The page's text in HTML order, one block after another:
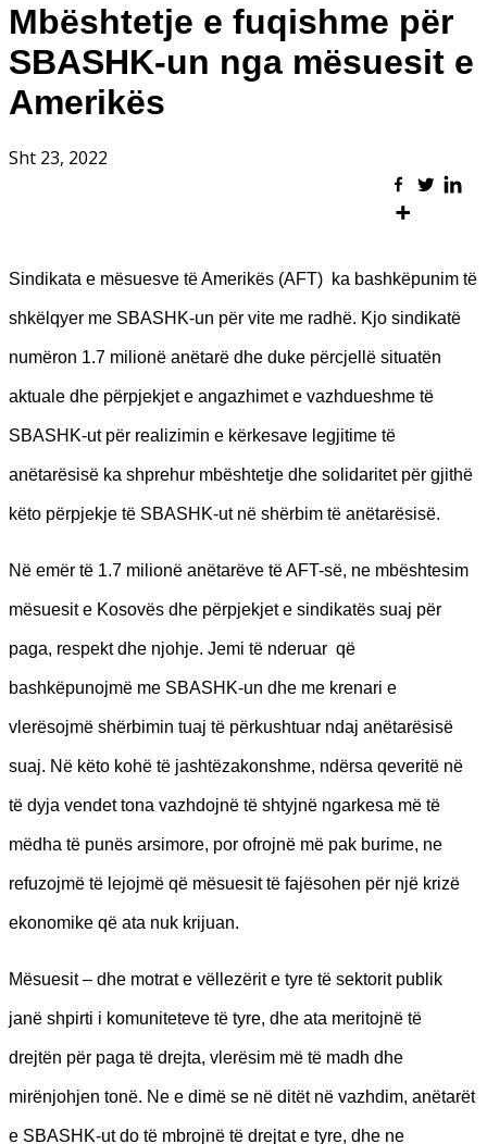
Mbështetje e fuqishme për
SBASHK-un nga mësuesit e
Amerikës
Sht 23, 2022
Sindikata e mësuesve të Amerikës (AFT) ka bashkëpunim të
shkëlqyer me SBASHK-un për vite me radhë. Kjo sindikatë
numëron 1.7 milionë anëtarë dhe duke përcjellë situatën
aktuale dhe përpjekjet e angazhimet e vazhdueshme të
SBASHK-ut për realizimin e kërkesave legjitime të
anëtarësisë ka shprehur mbështetje dhe solidaritet për gjithë
këto përpjekje të SBASHK-ut në shërbim të anëtarësisë.
Në emër të 1.7 milionë anëtarëve të AFT-së, ne mbështesim
mësuesit e Kosovës dhe përpjekjet e sindikatës suaj për
paga, respekt dhe njohje. Jemi të nderuar që
bashkëpunojmë me SBASHK-un dhe me krenari e
vlerësojmë shërbimin tuaj të përkushtuar ndaj anëtarësisë
suaj. Në këto kohë të jashtëzakonshme, ndërsa qeveritë në
të dyja vendet tona vazhdojnë të shtyjnë ngarkesa më të
mëdha të punës arsimore, por ofrojnë më pak burime, ne
refuzojmë të lejojmë që mësuesit të fajësohen për një krizë
ekonomike që ata nuk krijuan.
Mësuesit – dhe motrat e vëllezërit e tyre të sektorit publik
janë shpirti i komuniteteve të tyre, dhe ata meritojnë të
drejtën për paga të drejta, vlerësim më të madh dhe
mirënjohjen tonë. Ne e dimë se në ditët në vazhdim, anëtarët
e SBASHK-ut do të mbrojnë të drejtat e tyre, dhe ne